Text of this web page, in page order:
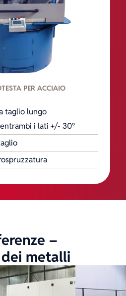
PER ACCIAIO
taglio lungo
i lati +/- 30°
–
metalli